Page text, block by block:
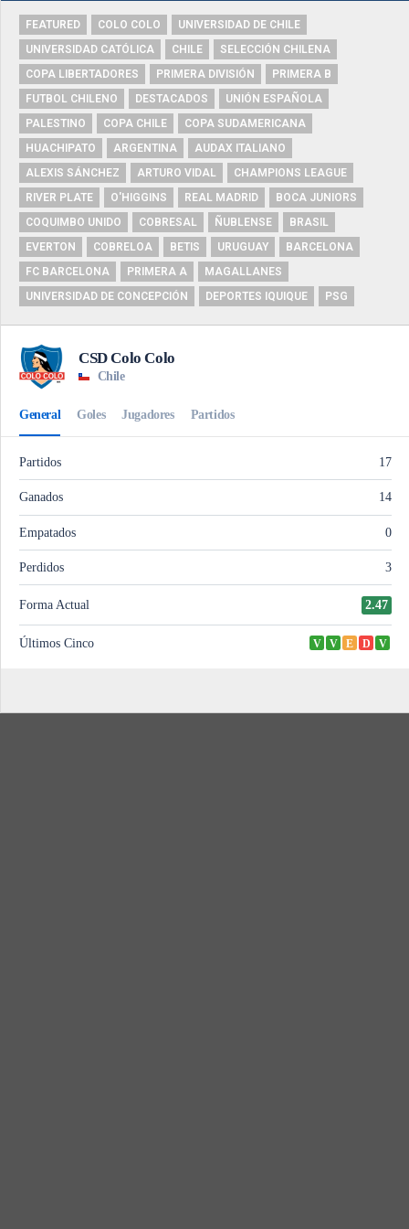
FEATURED COLO COLO
UNIVERSIDAD DE CHILE
UNIVERSIDAD CATÓLICA
CHILE
SELECCIÓN CHILENA
COPA LIBERTADORES
PRIMERA DIVISIÓN
PRIMERA B
FUTBOL CHILENO
DESTACADOS
UNIÓN ESPAÑOLA
PALESTINO
COPA CHILE
COPA SUDAMERICANA
HUACHIPATO
ARGENTINA
AUDAX ITALIANO
ALEXIS SÁNCHEZ
ARTURO VIDAL
CHAMPIONS LEAGUE
RIVER PLATE
O'HIGGINS REAL MADRID
BOCA JUNIORS
COQUIMBO UNIDO
COBRESAL ÑUBLENSE
BRASIL
EVERTON
COBRELOA BETIS URUGUAY
BARCELONA
FC BARCELONA
PRIMERA A
MAGALLANES
UNIVERSIDAD DE CONCEPCIÓN
DEPORTES IQUIQUE PSG